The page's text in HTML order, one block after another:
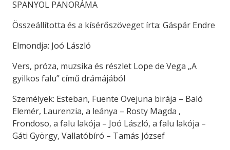
SPANYOL PANORÁMA
Összeállította és a kísérőszöveget írta: Gáspár Endre
Elmondja: Joó László
Vers, próza, muzsika és részlet Lope de Vega „A
gyilkos falu” című drámájából
Személyek: Esteban, Fuente Ovejuna birája – Baló
Elemér, Laurenzia, a leánya – Rosty Magda ,
Frondoso, a falu lakója – Joó László, a falu lakója –
Gáti György, Vallatóbíró – Tamás József